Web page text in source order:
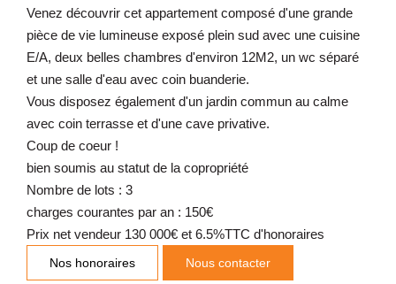
Venez découvrir cet appartement composé d'une grande
pièce de vie lumineuse exposé plein sud avec une cuisine
E/A, deux belles chambres d'environ 12M2, un wc séparé
et une salle d'eau avec coin buanderie.
Vous disposez également d'un jardin commun au calme
avec coin terrasse et d'une cave privative.
Coup de coeur !
bien soumis au statut de la copropriété
Nombre de lots : 3
charges courantes par an : 150€
Prix net vendeur 130 000€ et 6.5%TTC d'honoraires
Nos honoraires Nous contacter